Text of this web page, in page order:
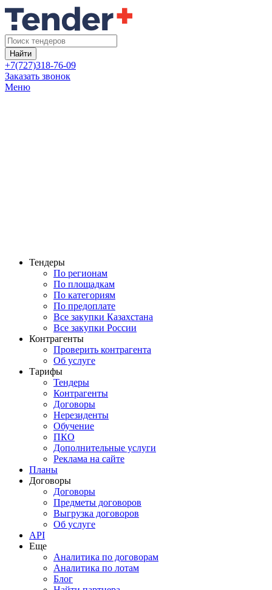
Найти
+7(727)318-76-09
Заказать звонок
Меню
Тендеры
По регионам
По площадкам
По категориям
По предоплате
Все закупки Казахстана
Все закупки России
Контрагенты
Проверить контрагента
Об услуге
Тарифы
Тендеры
Контрагенты
Договоры
Нерезиденты
Обучение
ПКО
Дополнительные услуги
Реклама на сайте
Планы
Договоры
Договоры
Предметы договоров
Выгрузка договоров
Об услуге
API
Еще
Аналитика по договорам
Аналитика по лотам
Блог